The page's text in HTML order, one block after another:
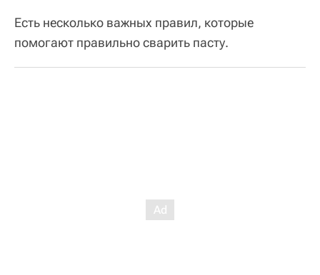
Есть несколько важных правил, которые
помогают правильно сварить пасту.